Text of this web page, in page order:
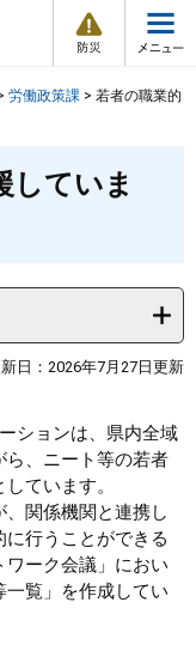
情
報
メ
ュ
プで探す
労働政策課 > 若者の職業的
していま
日：2026年7月27日更新
ションは、県内全域
ら、ニート等の若者
ています。
関係機関と連携し
行うことができる
ワーク会議」におい
覧」を作成してい